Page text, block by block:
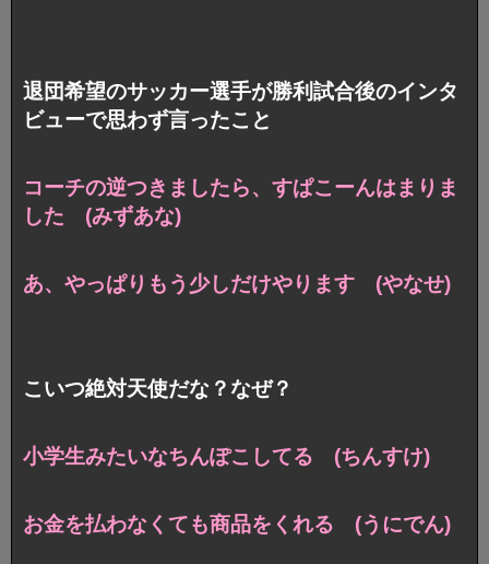
退団希望のサッカー選手が勝利試合後のインタ
ビューで思わず言ったこと
コーチの逆つきましたら、すぱこーんはまりま
した (みずあな)
あ、やっぱりもう少しだけやります (やなせ)
こいつ絶対天使だな？なぜ？
小学生みたいなちんぽこしてる (ちんすけ)
お金を払わなくても商品をくれる (うにでん)